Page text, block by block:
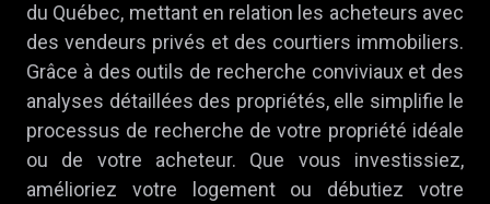
du Québec, mettant en relation les acheteurs avec
des vendeurs privés et des courtiers immobiliers.
Grâce à des outils de recherche conviviaux et des
analyses détaillées des propriétés, elle simplifie le
processus de recherche de votre propriété idéale
ou de votre acheteur. Que vous investissiez,
amélioriez votre logement ou débutiez votre